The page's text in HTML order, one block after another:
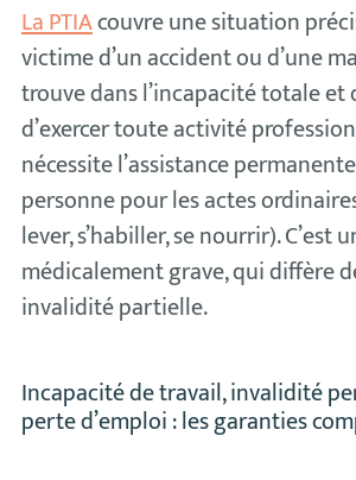
La PTIAcouvre une situation
victime d’un accident ou d’une
trouve dans l’incapacité totale
d’exercer toute activité
nécessite l’assistance
personne pour les actes
lever, s’habiller, se nourrir). C’est
médicalement grave, qui diffère
invalidité partielle.
Incapacité de travail, invalidité
perte d’emploi : les garanties